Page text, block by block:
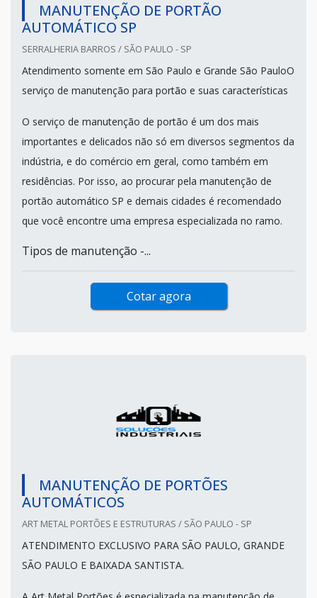
MANUTENÇÃO DE PORTÃO
AUTOMÁTICO SP
SERRALHERIA BARROS / SÃO PAULO - SP
Atendimento somente em São Paulo e Grande São PauloO
serviço de manutenção para portão e suas características
O serviço de manutenção de portão é um dos mais
importantes e delicados não só em diversos segmentos da
indústria, e do comércio em geral, como também em
residências. Por isso, ao procurar pela manutenção de
portão automático SP e demais cidades é recomendado
que você encontre uma empresa especializada no ramo.
Tipos de manutenção -...
Cotar agora
MANUTENÇÃO DE PORTÕES
AUTOMÁTICOS
ART METAL PORTÕES E ESTRUTURAS / SÃO PAULO - SP
ATENDIMENTO EXCLUSIVO PARA SÃO PAULO, GRANDE
SÃO PAULO E BAIXADA SANTISTA.